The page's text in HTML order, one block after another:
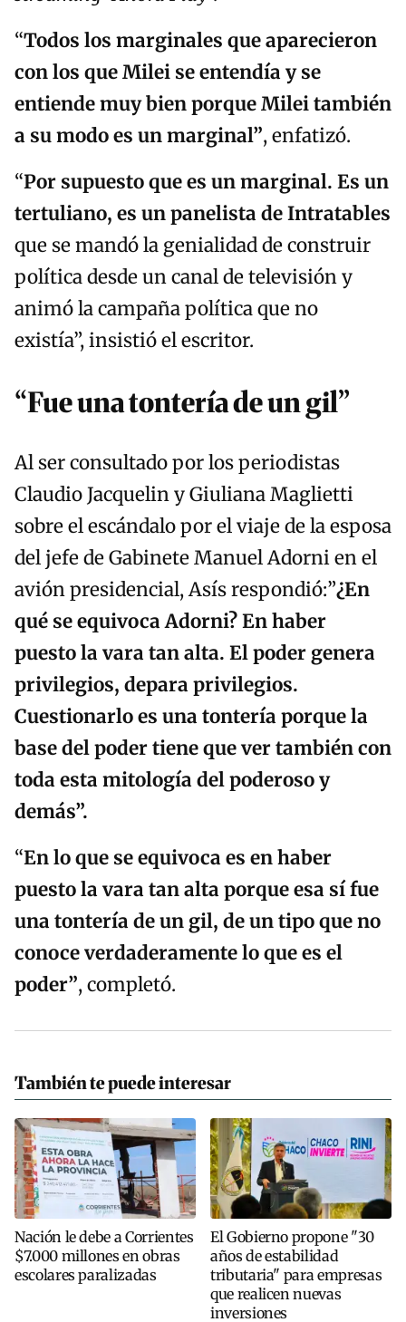
“Todos los marginales que aparecieron
con los que Milei se entendía y se
entiende muy bien porque Milei también
a su modo es un marginal”, enfatizó.
“Por supuesto que es un marginal. Es un
tertuliano, es un panelista de Intratables
que se mandó la genialidad de construir
política desde un canal de televisión y
animó la campaña política que no
existía”, insistió el escritor.
“Fue una tontería de un gil”
Al ser consultado por los periodistas
Claudio Jacquelin y Giuliana Maglietti
sobre el escándalo por el viaje de la esposa
del jefe de Gabinete Manuel Adorni en el
avión presidencial, Asís respondió:”¿En
qué se equivoca Adorni? En haber
puesto la vara tan alta. El poder genera
privilegios, depara privilegios.
Cuestionarlo es una tontería porque la
base del poder tiene que ver también con
toda esta mitología del poderoso y
demás”.
“En lo que se equivoca es en haber
puesto la vara tan alta porque esa sí fue
una tontería de un gil, de un tipo que no
conoce verdaderamente lo que es el
poder”, completó.
También te puede interesar
Nación le debe a Corrientes
$7.000 millones en obras
escolares paralizadas
El Gobierno propone "30
años de estabilidad
tributaria" para empresas
que realicen nuevas
inversiones